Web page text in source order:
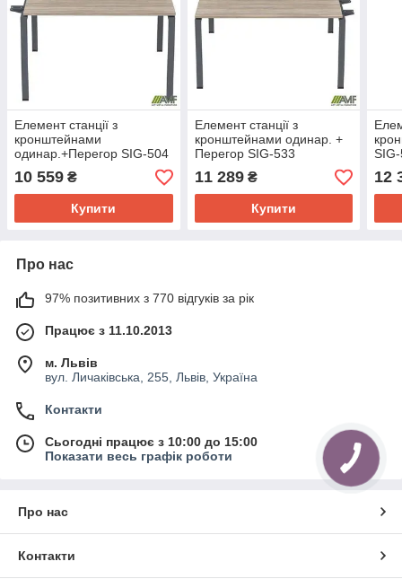
Елемент станції з
кронштейнами
одинар.+Перегор SIG-504
(1387х1200х750) Чорний
граф/В'яз Ліберті/Сірий
10 559 ₴
Купити
Елемент станції з
кронштейнами одинар. +
Перегор SIG-533
(1187х1600х750) Чорний
граф/В'яз Ліберті /Сірий
11 289₴
Купити
12
Про нас
97% позитивних з 770 відгуків за рік
Працює з 11.10.2013
м. Львів
вул. Личаківська, 255, Львів, Україна
Контакти
Сьогодні працює з 10:00 до 15:00
Показати весь графік роботи
Про нас
Контакти